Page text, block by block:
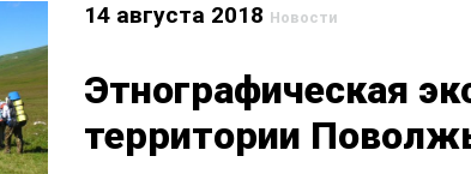
14 августа 2018 Новости
Этнографическая
территории